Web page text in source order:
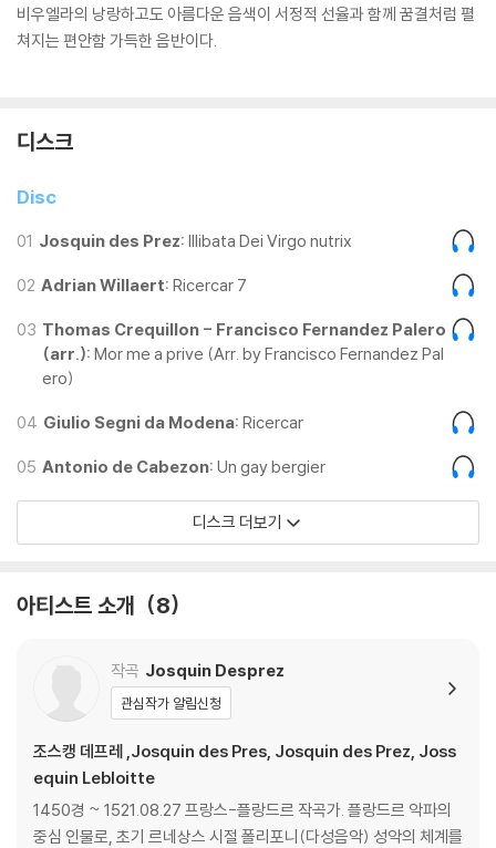
비우엘라의 낭랑하고도 아름다운 음색이 서정적 선율과 함께 꿈결처럼 펼
쳐지는 편안함 가득한 음반이다.
디스크
Disc
01 Josquin des Prez: Illibata Dei Virgo nutrix
02 Adrian Willaert: Ricercar 7
03 Thomas Crequillon - Francisco Fernandez Palero
(arr.): Mor me a prive (Arr. by Francisco Fernandez Pal
ero)
04 Giulio Segni da Modena: Ricercar
05 Antonio de Cabezon: Un gay bergier
디스크 더보기
아티스트 소개 8
작곡 Josquin Desprez
관심작가 알림신청
조스캥 데프레 ,Josquin des Pres, Josquin des Prez, Joss
equin Lebloitte
1450경 ~ 1521.08.27 프랑스-플랑드르 작곡가. 플랑드르 악파의
중심 인물로, 초기 르네상스 시절 폴리포니(다성음악) 성악의 체계를